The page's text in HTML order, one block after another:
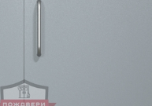
Дымогазонепрницаемые
Двери ei-60 для
Двери ei-60 для
Противопожарные двери со